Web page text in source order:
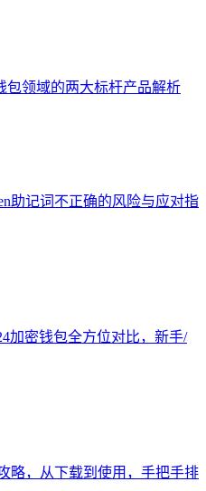
包领域的两大标杆产品解析
助记词不正确的风险与应对指
加密钱包全方位对比，新手/
略，从下载到使用，手把手排